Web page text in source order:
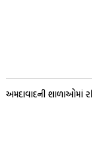
અમદાવાદની શાળાઓમાં